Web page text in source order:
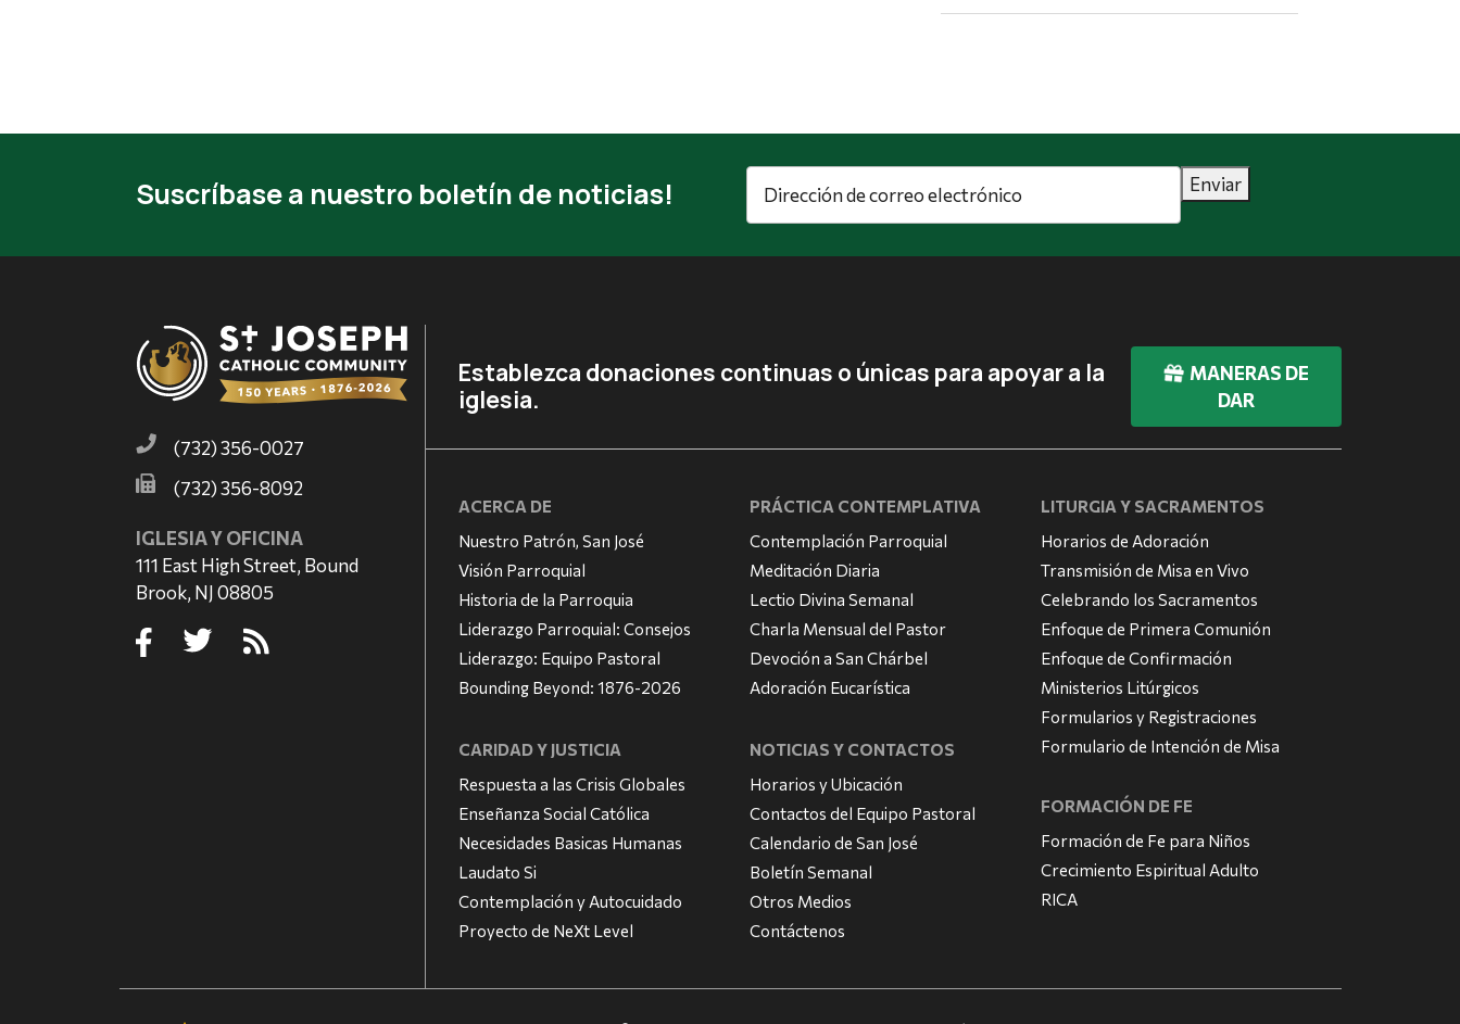
Suscríbase a nuestro boletín de noticias!
Dirección
de
correo
Enviar
(732) 356-0027
(732) 356-8092
IGLESIA Y OFICINA
111 East High Street, Bound
Brook, NJ 08805
Establezca donaciones continuas o únicas para apoyar a la
iglesia.
MANERAS DE
DAR
ACERCA DE
Nuestro Patrón, San José
Visión Parroquial
Historia de la Parroquia
Liderazgo Parroquial: Consejos
Liderazgo: Equipo Pastoral
Bounding Beyond: 1876-2026
PRÁCTICA CONTEMPLATIVA
Contemplación Parroquial
Meditación Diaria
Lectio Divina Semanal
Charla Mensual del Pastor
Devoción a San Chárbel
Adoración Eucarística
LITURGIA Y SACRAMENTOS
Horarios de Adoración
Transmisión de Misa en Vivo
Celebrando los Sacramentos
Enfoque de Primera Comunión
Enfoque de Confirmación
Ministerios Litúrgicos
Formularios y Registraciones
Formulario de Intención de Misa
CARIDAD Y JUSTICIA
Respuesta a las Crisis Globales
Enseñanza Social Católica
Necesidades Basicas Humanas
Laudato Si
Contemplación y Autocuidado
Proyecto de NeXt Level
NOTICIAS Y CONTACTOS
Horarios y Ubicación
Contactos del Equipo Pastoral
Calendario de San José
Boletín Semanal
Otros Medios
Contáctenos
FORMACIÓN DE FE
Formación de Fe para Niños
Crecimiento Espiritual Adulto
RICA